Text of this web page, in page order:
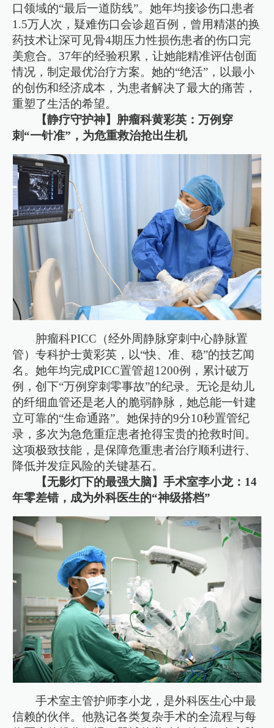
口领域的“最后一道防线”。她年均接诊伤口患者
1.5万人次，疑难伤口会诊超百例，曾用精湛的换
药技术让深可见骨4期压力性损伤患者的伤口完
美愈合。37年的经验积累，让她能精准评估创面
情况，制定最优治疗方案。她的“绝活”，以最小
的创伤和经济成本，为患者解决了最大的痛苦，
重塑了生活的希望。
【静疗守护神】肿瘤科黄彩英：万例穿
刺“一针准”，为危重救治抢出生机
肿瘤科PICC（经外周静脉穿刺中心静脉置
管）专科护士黄彩英，以“快、准、稳”的技艺闻
名。她年均完成PICC置管超1200例，累计破万
例，创下“万例穿刺零事故”的纪录。无论是幼儿
的纤细血管还是老人的脆弱静脉，她总能一针建
立可靠的“生命通路”。她保持的9分10秒置管纪
录，多次为急危重症患者抢得宝贵的抢救时间。
这项极致技能，是保障危重患者治疗顺利进行、
降低并发症风险的关键基石。
【无影灯下的最强大脑】手术室李小龙：14
年零差错，成为外科医生的“神级搭档”
手术室主管护师李小龙，是外科医生心中最
信赖的伙伴。他熟记各类复杂手术的全流程与每